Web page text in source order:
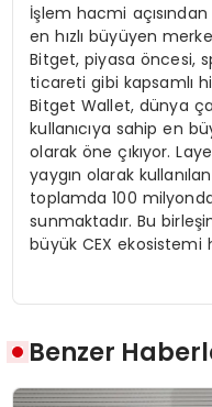
İşlem hacmi
en hızlı büyüyen
Bitget, piyasa öncesi,
ticareti gibi kapsamlı
Bitget Wallet, dünya
kullanıcıya sahip en
olarak öne çıkıyor.
yaygın olarak
toplamda 100
sunmaktadır. Bu
büyük CEX ekosistemi
Benzer